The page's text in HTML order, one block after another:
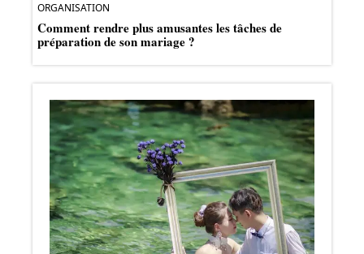
ORGANISATION
Comment rendre plus amusantes les tâches de
préparation de son mariage ?